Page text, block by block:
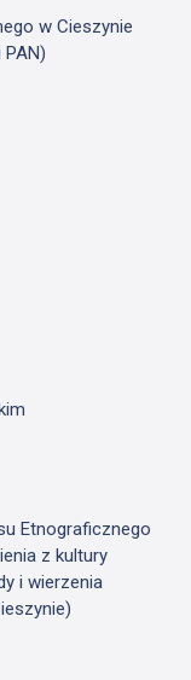
w Cieszynie
Etnograficznego
z kultury
i wierzenia